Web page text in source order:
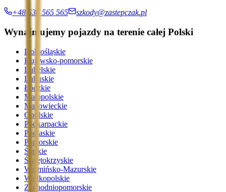
+48 536 565 565 szkody@zastepczak.pl
Wynajmujemy pojazdy na terenie całej Polski
Dolnośląskie
Kujawsko-pomorskie
Lubelskie
Lubuskie
Łódzkie
Małopolskie
Mazowieckie
Opolskie
Podkarpackie
Podlaskie
Pomorskie
Śląskie
Świętokrzyskie
Warmińsko-Mazurskie
Wielkopolskie
Zachodniopomorskie